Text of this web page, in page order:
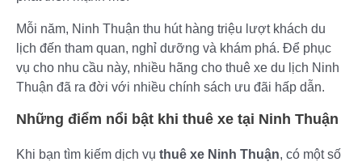
Mỗi năm, Ninh Thuận thu hút hàng triệu lượt khách du
lịch đến tham quan, nghỉ dưỡng và khám phá. Để phục
vụ cho nhu cầu này, nhiều hãng cho thuê xe du lịch Ninh
Thuận đã ra đời với nhiều chính sách ưu đãi hấp dẫn.
Những điểm nổi bật khi thuê xe tại Ninh Thuận
Khi bạn tìm kiếm dịch vụ thuê xe Ninh Thuận, có một số